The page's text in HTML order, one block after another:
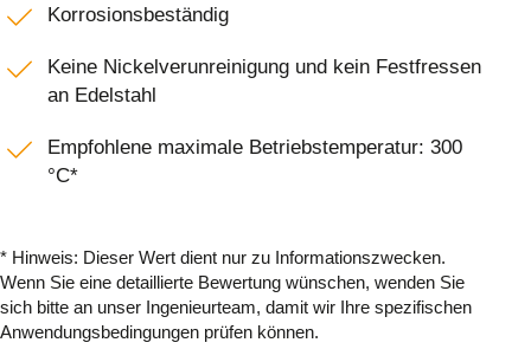
Korrosionsbeständig
Keine Nickelverunreinigung und kein Festfressen
an Edelstahl
Empfohlene maximale Betriebstemperatur: 300
°C*
* Hinweis: Dieser Wert dient nur zu Informationszwecken.
Wenn Sie eine detaillierte Bewertung wünschen, wenden Sie
sich bitte an unser Ingenieurteam, damit wir Ihre spezifischen
Anwendungsbedingungen prüfen können.